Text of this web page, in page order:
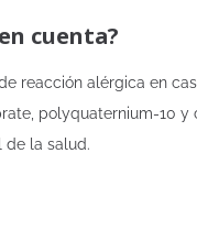
cuenta?
reacción alérgica en
polyquaternium-10 y
de la salud.